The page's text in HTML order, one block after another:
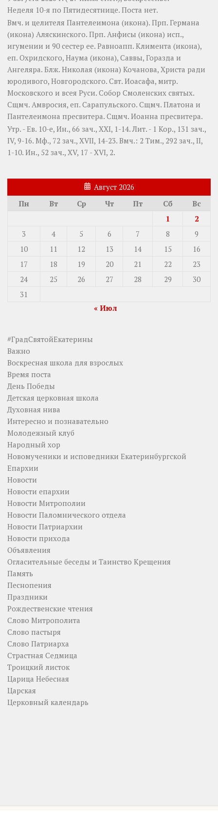
Неделя 10-я по Пятидесятнице. Поста нет.
Вмч. и целителя Пантелеимона (икона). Прп. Германа
(икона) Аляскинского. Прп. Анфисы (икона) исп.,
игумении и 90 сестер ее. Равноапп. Климента (икона),
еп. Охридского, Наума (икона), Саввы, Горазда и
Ангеляра. Блж. Николая (икона) Кочанова, Христа ради
юродивого, Новгородского. Свт. Иоасафа, митр.
Московского и всея Руси. Собор Смоленских святых.
Сщмч. Амвросия, еп. Сарапульского. Сщмч. Платона и
Пантелеимона пресвитера. Сщмч. Иоанна пресвитера.
Утр. - Ев. 10-е, Ин., 66 зач., XXI, 1-14.Лит. - 1 Кор., 131 зач.,
IV, 9-16. Мф., 72 зач., XVII, 14-23. Вмч.: 2 Тим., 292 зач., II,
1-10. Ин., 52 зач., XV, 17 - XVI, 2.
Август 2026
Пн
Вт Ср Чт Пт Сб
Вс
1
2
3
4 5 6 7 8
9
10
11 12 13 14 15
16
17
18 19 20 21 22
23
24
25 26 27 28 29
30
31
« Июл
#ГрадСвятойЕкатерины
Важно
Воскресная школа для взрослых
Время поста
День Победы
Детская церковная школа
Духовная нива
Интересно и познавательно
Молодежный клуб
Народный хор
Новомученики и исповедники Екатеринбургской
Епархии
Новости
Новости епархии
Новости Митрополии
Новости Паломнического отдела
Новости Патриархии
Новости прихода
Объявления
Огласительные беседы и Таинство Крещения
Память
Песнопения
Праздники
Рождественские чтения
Слово Митрополита
Слово пастыря
Слово Патриарха
Страстная Седмица
Троицкий листок
Царица Небесная
Царская
Церковный календарь